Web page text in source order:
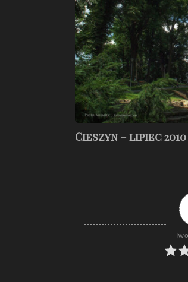
2010
Cieszyn – lipiec 2010